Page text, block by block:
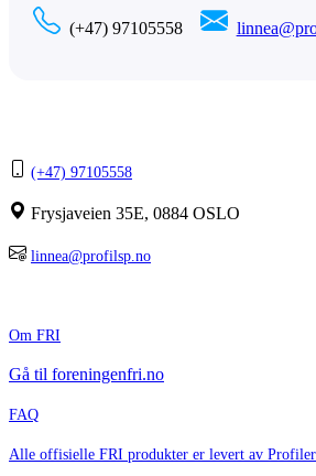
(+47) 97105558
(+47) 97105558
Frysjaveien 35E, 0884 OSLO
linnea@profilsp.no
Om FRI
Gå til foreningenfri.no
FAQ
Alle offisielle FRI produkter er levert av